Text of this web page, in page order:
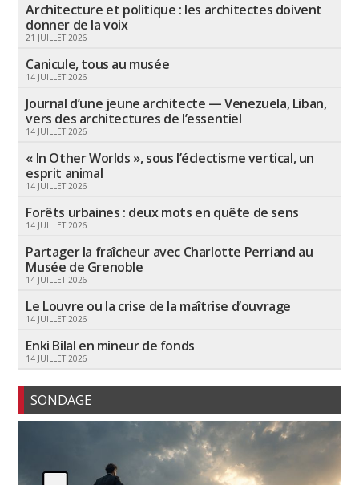
Architecture et politique : les architectes doivent
donner de la voix
21 JUILLET 2026
Canicule, tous au musée
14 JUILLET 2026
Journal d’une jeune architecte — Venezuela, Liban,
vers des architectures de l’essentiel
14 JUILLET 2026
« In Other Worlds », sous l’éclectisme vertical, un
esprit animal
14 JUILLET 2026
Forêts urbaines : deux mots en quête de sens
14 JUILLET 2026
Partager la fraîcheur avec Charlotte Perriand au
Musée de Grenoble
14 JUILLET 2026
Le Louvre ou la crise de la maîtrise d’ouvrage
14 JUILLET 2026
Enki Bilal en mineur de fonds
14 JUILLET 2026
SONDAGE